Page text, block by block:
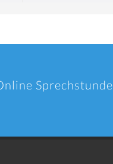
Sprechstunde